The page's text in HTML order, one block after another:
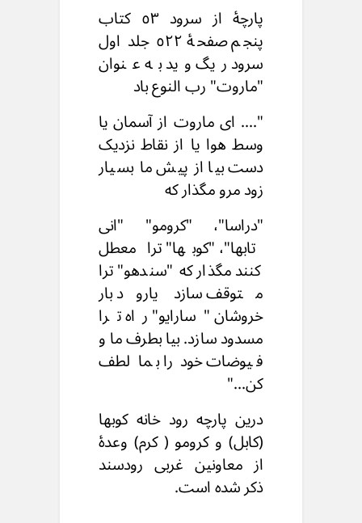
پارچۀ از سرود ٥٣ کتاب
پنجم صفحۀ ٥٢٢ جلد اول
سرود ریگ وید به عنوان
"ماروت" رب النوع باد
".... ای ماروت از آسمان یا
وسط هوا یا از نقاط نزدیک
دست بیا از پیش ما بسیار
زود مرو مگذار که
"دراسا"، "کرومو" "انی
تابها"، "کوبها" ترا معطل
کنند مگذار که "سندهو" ترا
متوقف سازد یارود بار
خروشان "سارایو" راه ترا
مسدود سازد. بیا بطرف ما و
فیوضات خود را بما لطف
کن..."
درین پارچه رود خانه کوبها
(کابل) و کرومو ( کرم) وعدۀ
از معاونین غربی رودسند
ذکر شده است.